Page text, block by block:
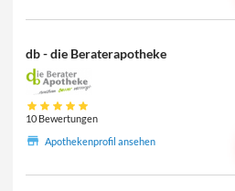
db - die Beraterapotheke
10 Bewertungen
Apothekenprofil ansehen